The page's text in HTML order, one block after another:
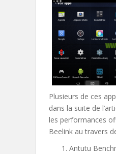
Plusieurs de ces
dans la suite de
les performances
Beelink au travers
Antutu